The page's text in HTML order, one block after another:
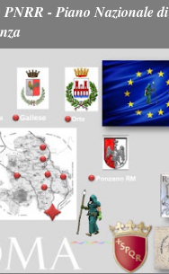
- Piano Nazionale di